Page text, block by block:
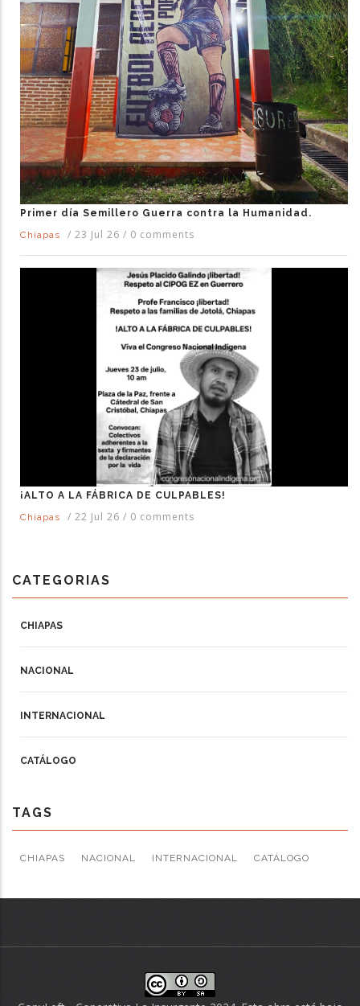
Primer día Semillero Guerra contra la Humanidad.
Chiapas
/ 23 Jul 26 / 0 comments
¡ALTO A LA FÁBRICA DE CULPABLES!
Chiapas
/ 22 Jul 26 / 0 comments
CATEGORIAS
CHIAPAS
NACIONAL
INTERNACIONAL
CATÁLOGO
TAGS
CHIAPAS NACIONAL INTERNACIONAL CATÁLOGO